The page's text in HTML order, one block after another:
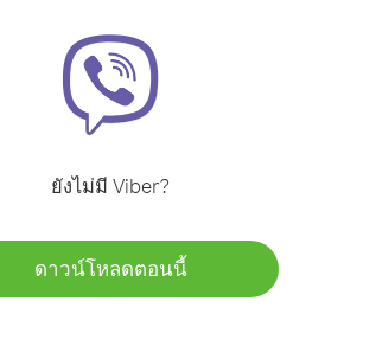
ยังไม่มี Viber?
ดาวน์โหลดตอนนี้